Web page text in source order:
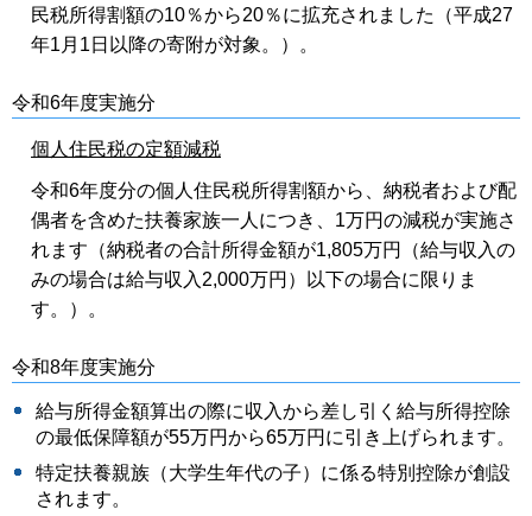
民税所得割額の10％から20％に拡充されました（平成27
年1月1日以降の寄附が対象。）。
令和6年度実施分
個人住民税の定額減税
令和6年度分の個人住民税所得割額から、納税者および配
偶者を含めた扶養家族一人につき、1万円の減税が実施さ
れます（納税者の合計所得金額が1,805万円（給与収入の
みの場合は給与収入2,000万円）以下の場合に限りま
す。）。
令和8年度実施分
給与所得金額算出の際に収入から差し引く給与所得控除
の最低保障額が55万円から65万円に引き上げられます。
特定扶養親族（大学生年代の子）に係る特別控除が創設
されます。